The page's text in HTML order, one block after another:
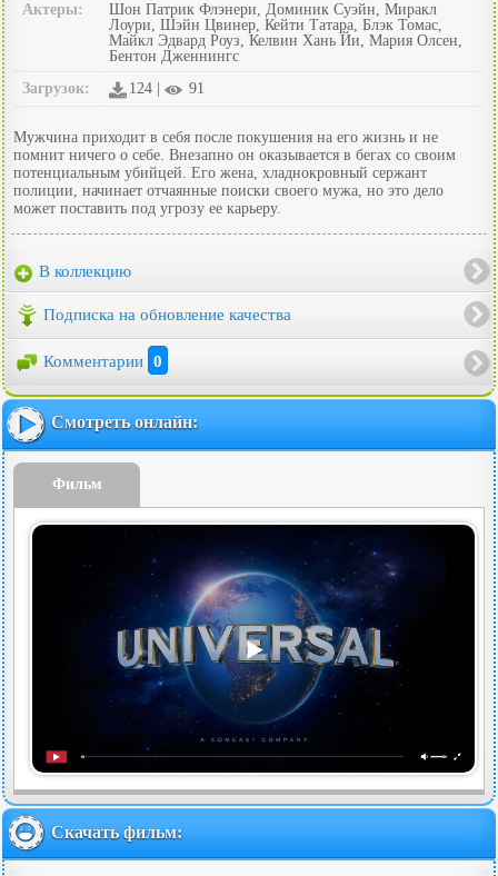
Актеры:
Шон Патрик Флэнери, Доминик Суэйн, Миракл
Лоури, Шэйн Цвинер, Кейти Татара, Блэк Томас,
Майкл Эдвард Роуз, Келвин Хань Йи, Мария Олсен,
Бентон Дженнингс
Загрузок:
124 | 91
Мужчина приходит в себя после покушения на его жизнь и не
помнит ничего о себе. Внезапно он оказывается в бегах со своим
потенциальным убийцей. Его жена, хладнокровный сержант
полиции, начинает отчаянные поиски своего мужа, но это дело
может поставить под угрозу ее карьеру.
В коллекцию
Подписка на обновление качества
Комментарии 0
Смотреть онлайн:
Фильм
Скачать фильм: